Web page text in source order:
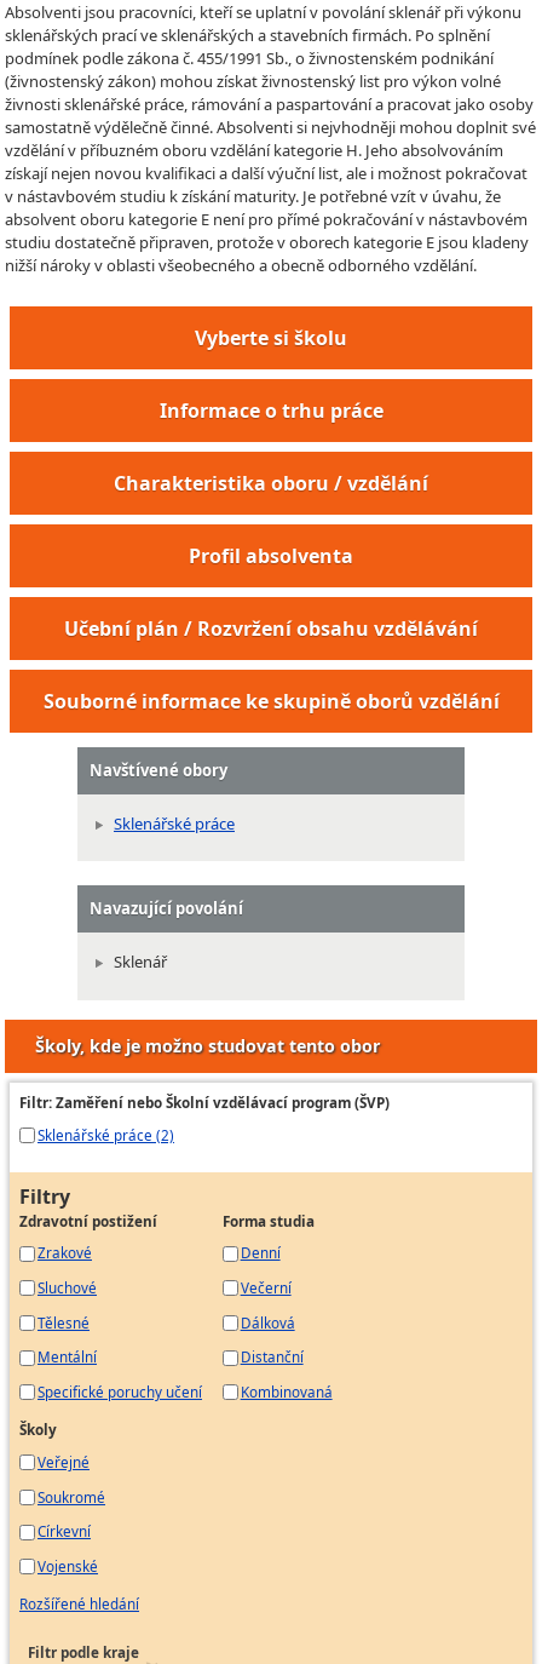
Absolventi jsou pracovníci, kteří se uplatní v povolání sklenář při výkonu
sklenářských prací ve sklenářských a stavebních firmách. Po splnění
podmínek podle zákona č. 455/1991 Sb., o živnostenském podnikání
(živnostenský zákon) mohou získat živnostenský list pro výkon volné
živnosti sklenářské práce, rámování a paspartování a pracovat jako osoby
samostatně výdělečně činné. Absolventi si nejvhodněji mohou doplnit své
vzdělání v příbuzném oboru vzdělání kategorie H. Jeho absolvováním
získají nejen novou kvalifikaci a další výuční list, ale i možnost pokračovat
v nástavbovém studiu k získání maturity. Je potřebné vzít v úvahu, že
absolvent oboru kategorie E není pro přímé pokračování v nástavbovém
studiu dostatečně připraven, protože v oborech kategorie E jsou kladeny
nižší nároky v oblasti všeobecného a obecně odborného vzdělání.
Vyberte si školu
Informace o trhu práce
Charakteristika oboru / vzdělání
Profil absolventa
Učební plán / Rozvržení obsahu vzdělávání
Souborné informace ke skupině oborů vzdělání
Navštívené obory
Sklenářské práce
Navazující povolání
Sklenář
Školy, kde je možno studovat tento obor
Filtr: Zaměření nebo Školní vzdělávací program (ŠVP)
Sklenářské práce (2)
Filtry
Zdravotní postižení
Zrakové
Sluchové
Tělesné
Mentální
Specifické poruchy učení
Forma studia
Denní
Večerní
Dálková
Distanční
Kombinovaná
Školy
Veřejné
Soukromé
Církevní
Vojenské
Rozšířené hledání
Filtr podle kraje